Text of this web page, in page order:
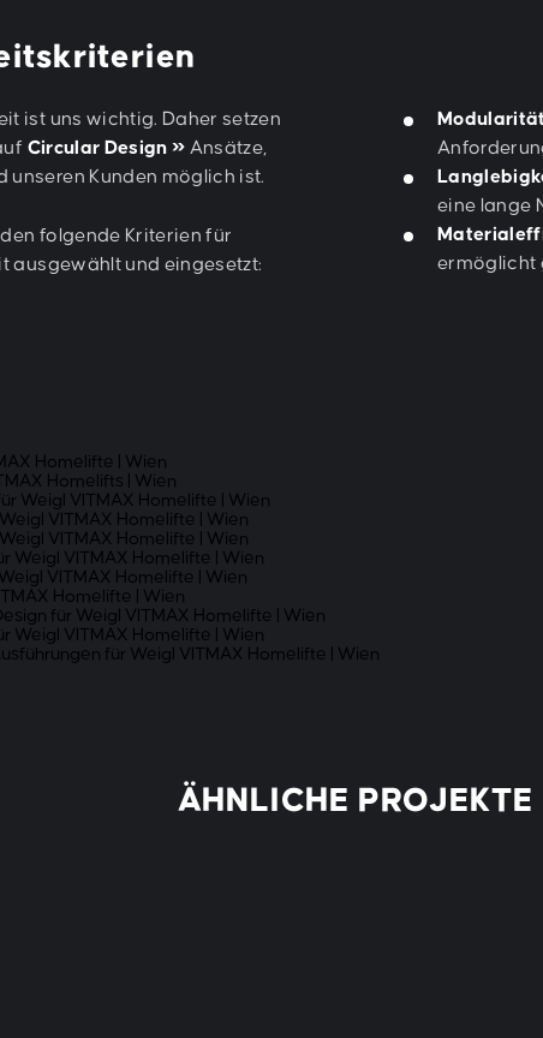
Infos können nach Belieben mittels
Musik oder News
und der Norm entsprechend auf ca.
mit 1-2 beleuchteten Tasten.
ist uns wichtig. Daher setzen
Circular Design » Ansätze,
unseren Kunden möglich ist.
folgende Kriterien für
ausgewählt und eingesetzt:
eine lange
ermöglicht
ÄHNLICHE PROJEKTE